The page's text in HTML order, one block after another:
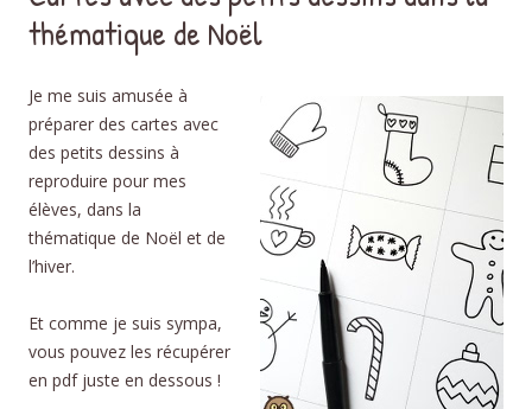
thématique de Noël
Je me suis amusée à
préparer des cartes avec
des petits dessins à
reproduire pour mes
élèves, dans la
thématique de Noël et de
l’hiver.
Et comme je suis sympa,
vous pouvez les récupérer
en pdf juste en dessous !